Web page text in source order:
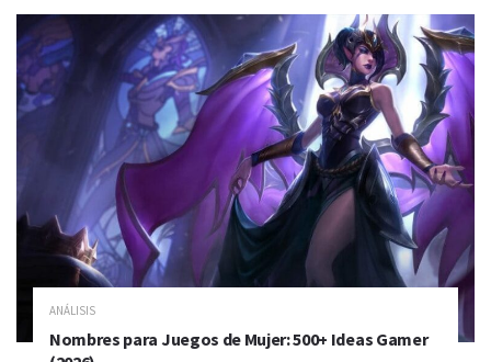
ANÁLISIS
Nombres para Juegos de Mujer: 500+ Ideas Gamer